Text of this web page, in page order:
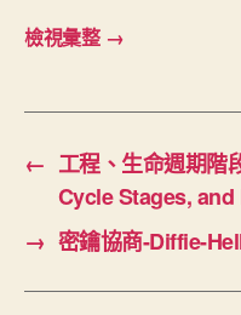
檢視彙整 →
← 工程、生命週期階
Cycle Stages, and
→ 密鑰協商-Diffie-